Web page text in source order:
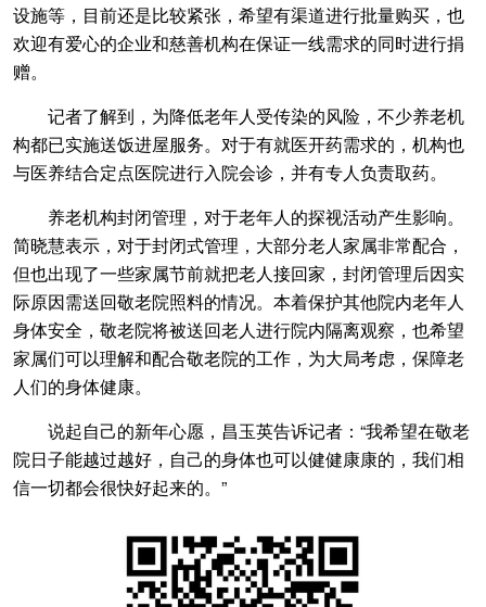
设施等，目前还是比较紧张，希望有渠道进行批量购买，也
欢迎有爱心的企业和慈善机构在保证一线需求的同时进行捐
赠。
记者了解到，为降低老年人受传染的风险，不少养老机
构都已实施送饭进屋服务。对于有就医开药需求的，机构也
与医养结合定点医院进行入院会诊，并有专人负责取药。
养老机构封闭管理，对于老年人的探视活动产生影响。
简晓慧表示，对于封闭式管理，大部分老人家属非常配合，
但也出现了一些家属节前就把老人接回家，封闭管理后因实
际原因需送回敬老院照料的情况。本着保护其他院内老年人
身体安全，敬老院将被送回老人进行院内隔离观察，也希望
家属们可以理解和配合敬老院的工作，为大局考虑，保障老
人们的身体健康。
说起自己的新年心愿，昌玉英告诉记者：“我希望在敬老
院日子能越过越好，自己的身体也可以健健康康的，我们相
信一切都会很快好起来的。”